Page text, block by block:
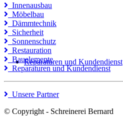
Reparaturen und Kundendienst
Innenausbau
Möbelbau
Dämmtechnik
Sicherheit
Sonnenschutz
Restauration
Bauelemente
Reparaturen und Kundendienst
Unsere Partner
© Copyright - Schreinerei Bernard